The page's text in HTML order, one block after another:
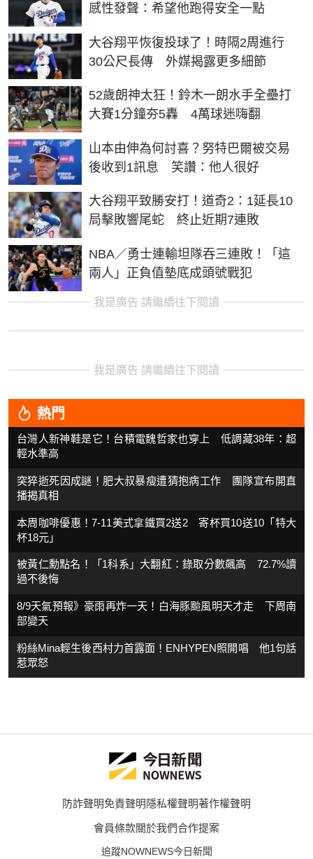
感性發聲：希望他跑得安全一點
大谷翔平恢復投球了！時隔2周進行
30公尺長傳 外媒揭露更多細節
52歲朗神太狂！鈴木一朗水手全壘打
大賽1分鐘夯5轟 4萬球迷嗨翻
山本由伸為何討喜？努特巴爾被交易
後收到1訊息 笑讚：他人很好
大谷翔平致勝安打！道奇2：1延長10
局擊敗響尾蛇 終止近期7連敗
NBA／勇士連輸坦隊吞三連敗！「這
兩人」正負值墊底成頭號戰犯
我是廣告 請繼續往下閱讀
我是廣告 請繼續往下閱讀
熱門
台灣人新神鞋是它！台積電魏哲家也穿上 低調藏38年：超
輕水準高
突猝逝死因成謎！肥大叔暴瘦遭猜抱病工作 團隊宣布開直
播揭真相
本周咖啡優惠！7-11美式拿鐵買2送2 寄杯買10送10「特大
杯18元」
被黃仁勳點名！「1科系」大翻紅：錄取分數飆高 72.7%讀
過不後悔
8/9天氣預報》豪雨再炸一天！白海豚颱風明天才走 下周南
部變天
粉絲Mina輕生後西村力首露面！ENHYPEN照開唱 他1句話
惹眾怒
防詐聲明免責聲明隱私權聲明著作權聲明
會員條款關於我們合作提案
追蹤NOWNEWS今日新聞